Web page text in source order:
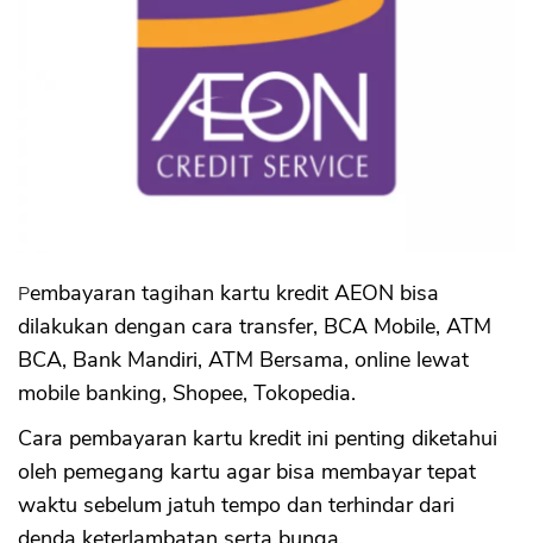
Pinjaman Online
Crypto
Assets Crypto
Exchange
Asuransi
Asuransi Jiwa
Asuransi Kesehatan
Pembayaran tagihan kartu kredit AEON bisa
dilakukan dengan cara transfer, BCA Mobile, ATM
BCA, Bank Mandiri, ATM Bersama, online lewat
mobile banking, Shopee, Tokopedia.
Cara pembayaran kartu kredit ini penting diketahui
oleh pemegang kartu agar bisa membayar tepat
waktu sebelum jatuh tempo dan terhindar dari